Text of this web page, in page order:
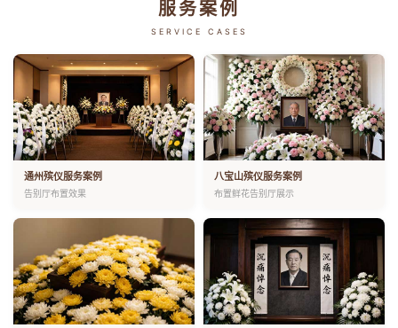
服务案例
SERVICE CASES
通州殡仪服务案例
告别厅布置效果
八宝山殡仪服务案例
布置鲜花告别厅展示